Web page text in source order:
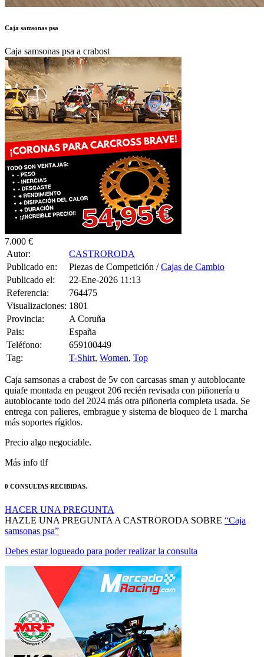
Caja samsonas psa
Caja samsonas psa a crabost
7.000 €
Autor:
CASTRORODA
Publicado en:
Piezas de Competición /Cajas de Cambio
Publicado el:
22-Ene-2026 11:13
Referencia:
764475
Visualizaciones: 1801
Provincia:
A Coruña
Pais:
España
Teléfono:
659100449
Tag:
T-Shirt, Women, Top
Caja samsonas a crabost de 5v con carcasas sman y autoblocante
quiafe montada en peugeot 206 recién revisada con piñonería u
autoblocante todo del 2024 más otra piñoneria completa usada. Se
entrega con palieres, embrague y sistema de bloqueo de 1 marcha
más soportes rígidos.
Precio algo negociable.
Más info tlf
0 CONSULTAS RECIBIDAS.
HACER UNA PREGUNTA
HAZLE UNA PREGUNTA A CASTRORODA SOBRE “Caja
samsonas psa”
Debes estar logueado para poder realizar la consulta